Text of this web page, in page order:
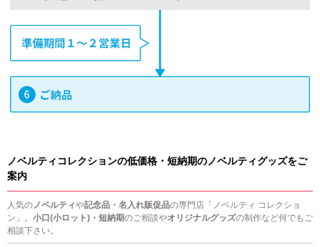
ノベルティコレクションの低価格・短納期のノベルティグッズをご
案内
人気のノベルティや記念品・名入れ販促品の専門店「ノベルティ コレクショ
ン」。 小口(小ロット)・短納期のご相談やオリジナルグッズの制作など何でもご
相談下さい。